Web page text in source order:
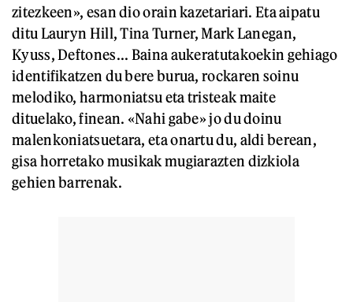
zitezkeen», esan dio orain kazetariari. Eta aipatu
ditu Lauryn Hill, Tina Turner, Mark Lanegan,
Kyuss, Deftones... Baina aukeratutakoekin gehiago
identifikatzen du bere burua, rockaren soinu
melodiko, harmoniatsu eta tristeak maite
dituelako, finean. «Nahi gabe» jo du doinu
malenkoniatsuetara, eta onartu du, aldi berean,
gisa horretako musikak mugiarazten dizkiola
gehien barrenak.